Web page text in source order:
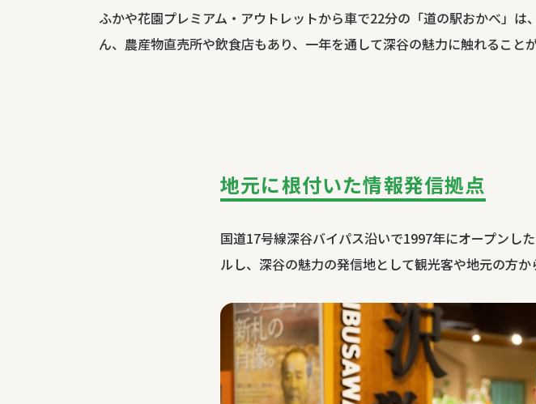
ふかや花園プレミアム・アウトレットから車で22分の「道の駅おかべ」
ん、農産物直売所や飲食店もあり、一年を通して深谷の魅力に触れること
地元に根付いた情報発信拠点
国道17号線深谷バイパス沿いで1997年にオープンし
ルし、深谷の魅力の発信地として観光客や地元の方か